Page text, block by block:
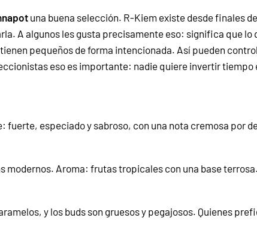
una buena selección. R-Kiem existe desde finales
A algunos les gusta precisamente eso: significa que
pequeños de forma intencionada. Así pueden
eso es importante: nadie quiere invertir
fuerte, especiado y sabroso, con una nota cremosa por
modernos. Aroma: frutas tropicales con una base
y los buds son gruesos y pegajosos. Quienes